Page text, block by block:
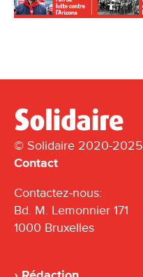
© Solidaire 2020-2025
Contact
Contactez-nous:
Bd. M. Lemonnier 171
1000 Bruxelles